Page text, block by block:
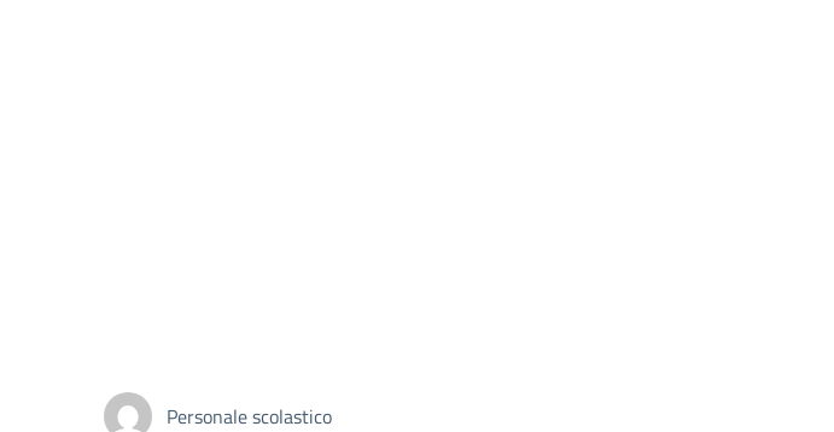
Personale scolastico